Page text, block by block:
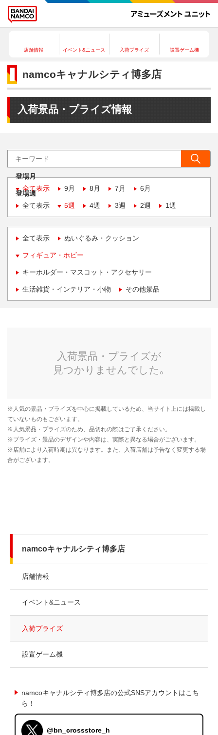
店舗情報 イベント&ニュース 入荷プライズ 設置ゲーム機
namcoキャナルシティ博多店
入荷景品・プライズ情報
登場月
全て表示
9月 8月 7月 6月
登場週
全て表示
5週 4週 3週 2週 1週
全て表示 ぬいぐるみ・クッション
フィギュア・ホビー
キーホルダー・マスコット・アクセサリー
生活雑貨・インテリア・小物 その他景品
namcoキャナルシティ博多店
店舗情報
イベント&ニュース
入荷プライズ
設置ゲーム機
namcoキャナルシティ博多店の公式SNSアカウントはこち
ら！
@bn_crossstore_h